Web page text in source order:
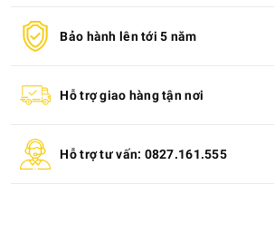
Bảo hành lên tới 5 năm
Hỗ trợ giao hàng tận nơi
Hỗ trợ tư vấn: 0827.161.555